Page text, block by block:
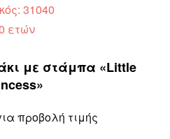
31040
ετών
με στάμπα «Little
προβολή τιμής